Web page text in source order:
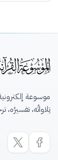
موسوعة
تِلاواتُه، تفسيرُه،